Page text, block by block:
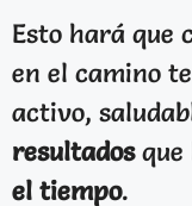
Esto hará que
en el camino
activo,
resultadosque
el tiempo.